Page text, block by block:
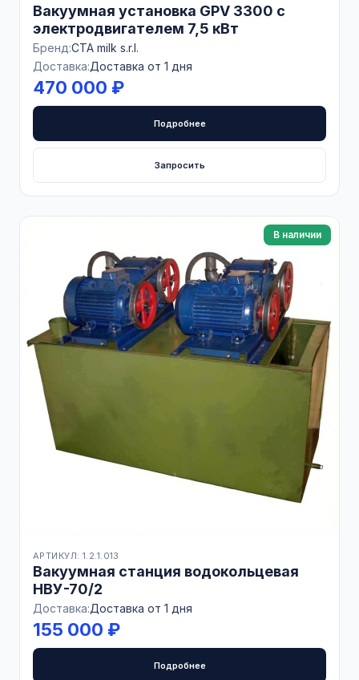
Вакуумная установка GPV 3300 с
электродвигателем 7,5 кВт
Бренд:CTA milk s.r.l.
Доставка:Доставка от 1 дня
470 000 ₽
Подробнее
Запросить
В наличии
АРТИКУЛ: 1.2.1.013
Вакуумная станция водокольцевая
НВУ-70/2
Доставка:Доставка от 1 дня
155 000 ₽
Подробнее